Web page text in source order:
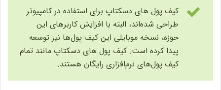
کیف پول های دسکتاپ برای استفاده در کامپیوتر
طراحی شده‌اند، البته با افزایش کاربرهای این
حوزه، نسخه موبایلی این کیف پول‌ها نیز توسعه
پیدا کرده است. کیف پول های دسکتاپ مانند تمام
کیف پول‌های نرم‌افزاری رایگان هستند.